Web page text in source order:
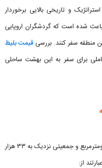
و تاریخی بالایی برخوردار
شده است که گردشگران اروپایی
منطقه سفر کنند. بررسی قیمت بلیط
برای سفر به این بهشت ساحلی
شهر چشمه ازمير با مساحتی حدود ۲۸۵ کیلومترمربع و جمعیتی نزدیک به ۳۳ هزار
از: